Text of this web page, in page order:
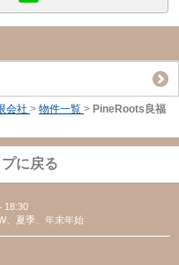
会社 > 物件一覧 > PineRoots良福
に戻る
18:30
、夏季、年末年始